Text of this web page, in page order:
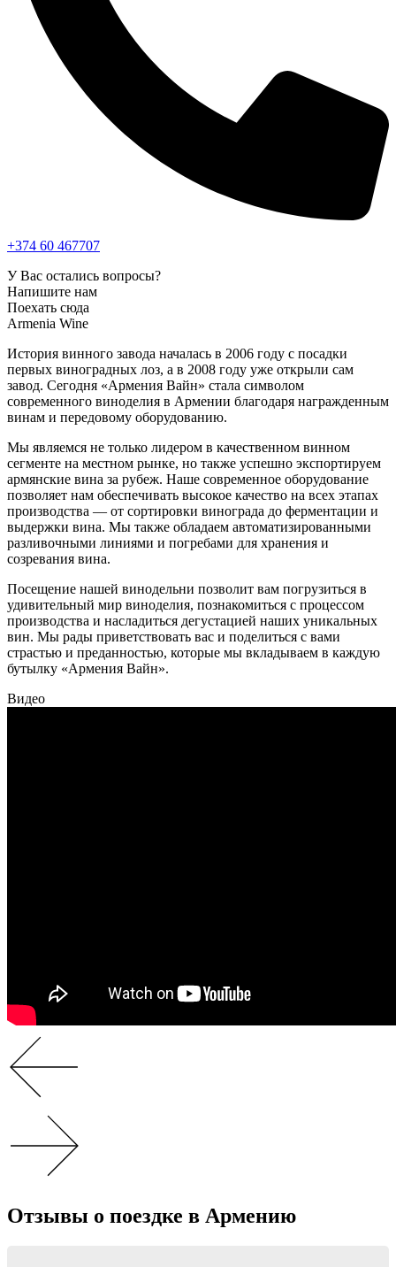
+374 60 467707
У Вас остались вопросы?
Напишите нам
Поехать сюда
Armenia Wine
История винного завода началась в 2006 году с посадки
первых виноградных лоз, а в 2008 году уже открыли сам
завод. Сегодня «Армения Вайн» стала символом
современного виноделия в Армении благодаря награжденным
винам и передовому оборудованию.
Мы являемся не только лидером в качественном винном
сегменте на местном рынке, но также успешно экспортируем
армянские вина за рубеж. Наше современное оборудование
позволяет нам обеспечивать высокое качество на всех этапах
производства — от сортировки винограда до ферментации и
выдержки вина. Мы также обладаем автоматизированными
разливочными линиями и погребами для хранения и
созревания вина.
Посещение нашей винодельни позволит вам погрузиться в
удивительный мир виноделия, познакомиться с процессом
производства и насладиться дегустацией наших уникальных
вин. Мы рады приветствовать вас и поделиться с вами
страстью и преданностью, которые мы вкладываем в каждую
бутылку «Армения Вайн».
Видео
Отзывы о поездке в Армению